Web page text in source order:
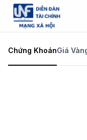
Chứng KhoánGiá